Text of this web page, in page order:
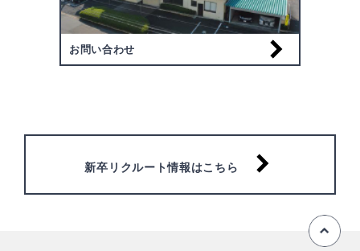
お問い合わせ
新卒リクルート情報はこちら